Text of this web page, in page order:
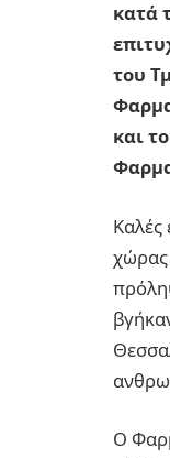
κατά
του
και
Καλές
χώρας
Ο